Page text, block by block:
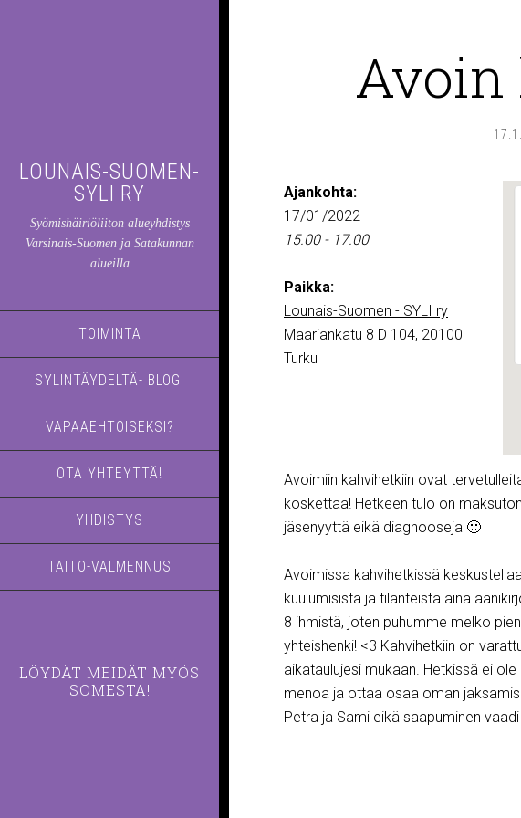
LOUNAIS-SUOMEN-
SYLI RY
Syömishäiriöliiton alueyhdistys
Varsinais-Suomen ja Satakunnan
alueilla
TOIMINTA
SYLINTÄYDELTÄ- BLOGI
VAPAAEHTOISEKSI?
OTA YHTEYTTÄ!
YHDISTYS
TAITO-VALMENNUS
LÖYDÄT MEIDÄT MYÖS
SOMESTA!
Ajankohta:
17/01/2022
15.00 - 17.00
Paikka:
Lounais-Suomen - SYLI ry
Maariankatu 8 D 104, 20100
Turku
Avoimiin kahvihetkiin ovat
koskettaa! Hetkeen tulo on
jäsenyyttä eikä diagnooseja 🙂
Avoimissa kahvihetkissä
kuulumisista ja tilanteista aina
8 ihmistä, joten puhumme melko
yhteishenki! <3 Kahvihetkiin on
aikataulujesi mukaan. Hetkissä ei
menoa ja ottaa osaa oman
Petra ja Sami eikä saapuminen